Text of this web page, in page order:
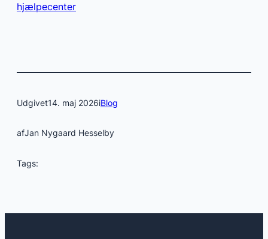
hjælpecenter
Udgivet14. maj 2026iBlog
afJan Nygaard Hesselby
Tags: